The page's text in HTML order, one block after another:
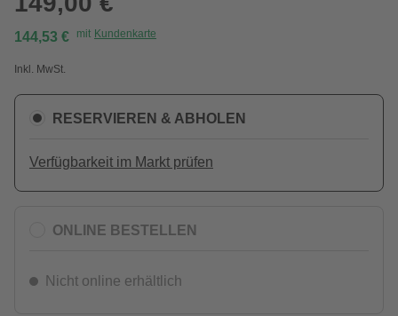
144,53 € mit Kundenkarte
Inkl. MwSt.
RESERVIEREN & ABHOLEN
Verfügbarkeit im Markt prüfen
ONLINE BESTELLEN
Nicht online erhältlich